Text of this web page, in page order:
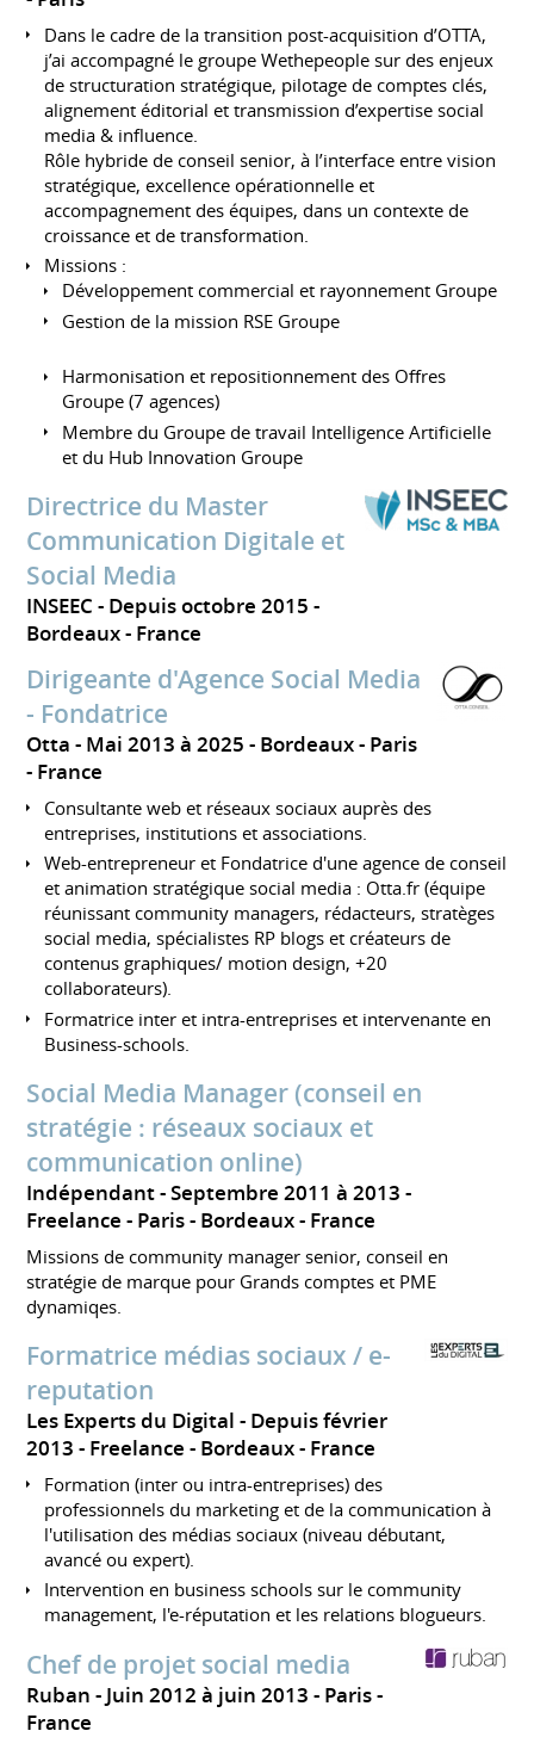
Dans le cadre de la transition post-acquisition d’OTTA,
j’ai accompagné le groupe Wethepeople sur des enjeux
de structuration stratégique, pilotage de comptes clés,
alignement éditorial et transmission d’expertise social
media & influence.
Rôle hybride de conseil senior, à l’interface entre vision
stratégique, excellence opérationnelle et
accompagnement des équipes, dans un contexte de
croissance et de transformation.
Missions :
Développement commercial et rayonnement Groupe
Gestion de la mission RSE Groupe
Harmonisation et repositionnement des Offres
Groupe (7 agences)
Membre du Groupe de travail Intelligence Artificielle
et du Hub Innovation Groupe
Directrice du Master
Communication Digitale et
Social Media
INSEEC
Depuis octobre 2015
Bordeaux
France
Dirigeante d'Agence Social Media
- Fondatrice
Otta Mai 2013 à 2025 Bordeaux - Paris
France
Consultante web et réseaux sociaux auprès des
entreprises, institutions et associations.
Web-entrepreneur et Fondatrice d'une agence de conseil
et animation stratégique social media : Otta.fr (équipe
réunissant community managers, rédacteurs, stratèges
social media, spécialistes RP blogs et créateurs de
contenus graphiques/ motion design, +20
collaborateurs).
Formatrice inter et intra-entreprises et intervenante en
Business-schools.
Social Media Manager (conseil en
stratégie : réseaux sociaux et
communication online)
Indépendant
Septembre 2011 à 2013
Freelance
Paris - Bordeaux France
Missions de community manager senior, conseil en
stratégie de marque pour Grands comptes et PME
dynamiqes.
Formatrice médias sociaux / e-
reputation
Les Experts du Digital
Depuis février
2013 Freelance Bordeaux France
Formation (inter ou intra-entreprises) des
professionnels du marketing et de la communication à
l'utilisation des médias sociaux (niveau débutant,
avancé ou expert).
Intervention en business schools sur le community
management, l'e-réputation et les relations blogueurs.
Chef de projet social media
Ruban Juin 2012 à juin 2013 Paris
France